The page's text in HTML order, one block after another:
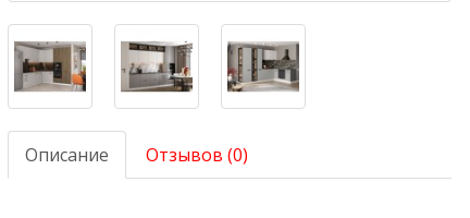
Описание Отзывов (0)